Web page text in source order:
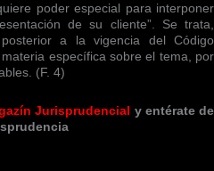
poder especial para interponer
de su cliente”. Se trata,
a la vigencia del Código
específica sobre el tema, por
(F. 4)
Jurisprudencial y entérate de